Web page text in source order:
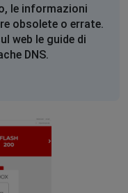
le informazioni
obsolete o errate.
web le guide di
DNS.